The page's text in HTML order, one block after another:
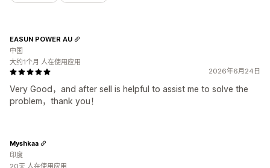
2026年6月24日
Very Good，and after sell is helpful to assist me to solve the
problem，thank you！
EASUN POWER AU
中国
大约1个月 人在使用应用
Myshkaa
印度